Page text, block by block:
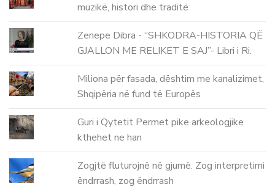
muzikë, histori dhe traditë
Zenepe Dibra - “SHKODRA-HISTORIA QË
GJALLON ME RELIKET E SAJ”- Libri i Ri.
Miliona për fasada, dështim me kanalizimet,
Shqipëria në fund të Europës
Guri i Qytetit Permet pike arkeologjike
kthehet ne han
Zogjtë fluturojnë në gjumë. Zog interpretimi
ëndrrash, zog ëndrrash